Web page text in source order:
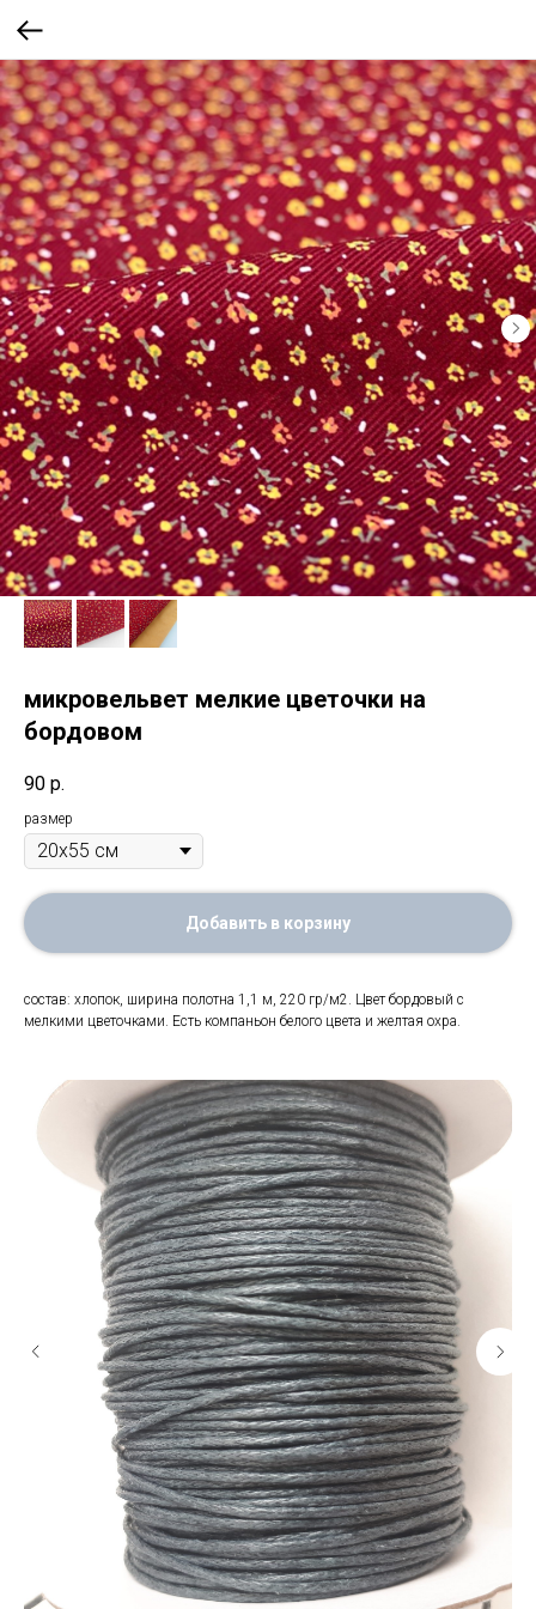
микровельвет мелкие цветочки на
бордовом
90 р.
размер
Добавить в корзину
состав: хлопок, ширина полотна 1,1 м, 220 гр/м2. Цвет бордовый с
мелкими цветочками. Есть компаньон белого цвета и желтая охра.